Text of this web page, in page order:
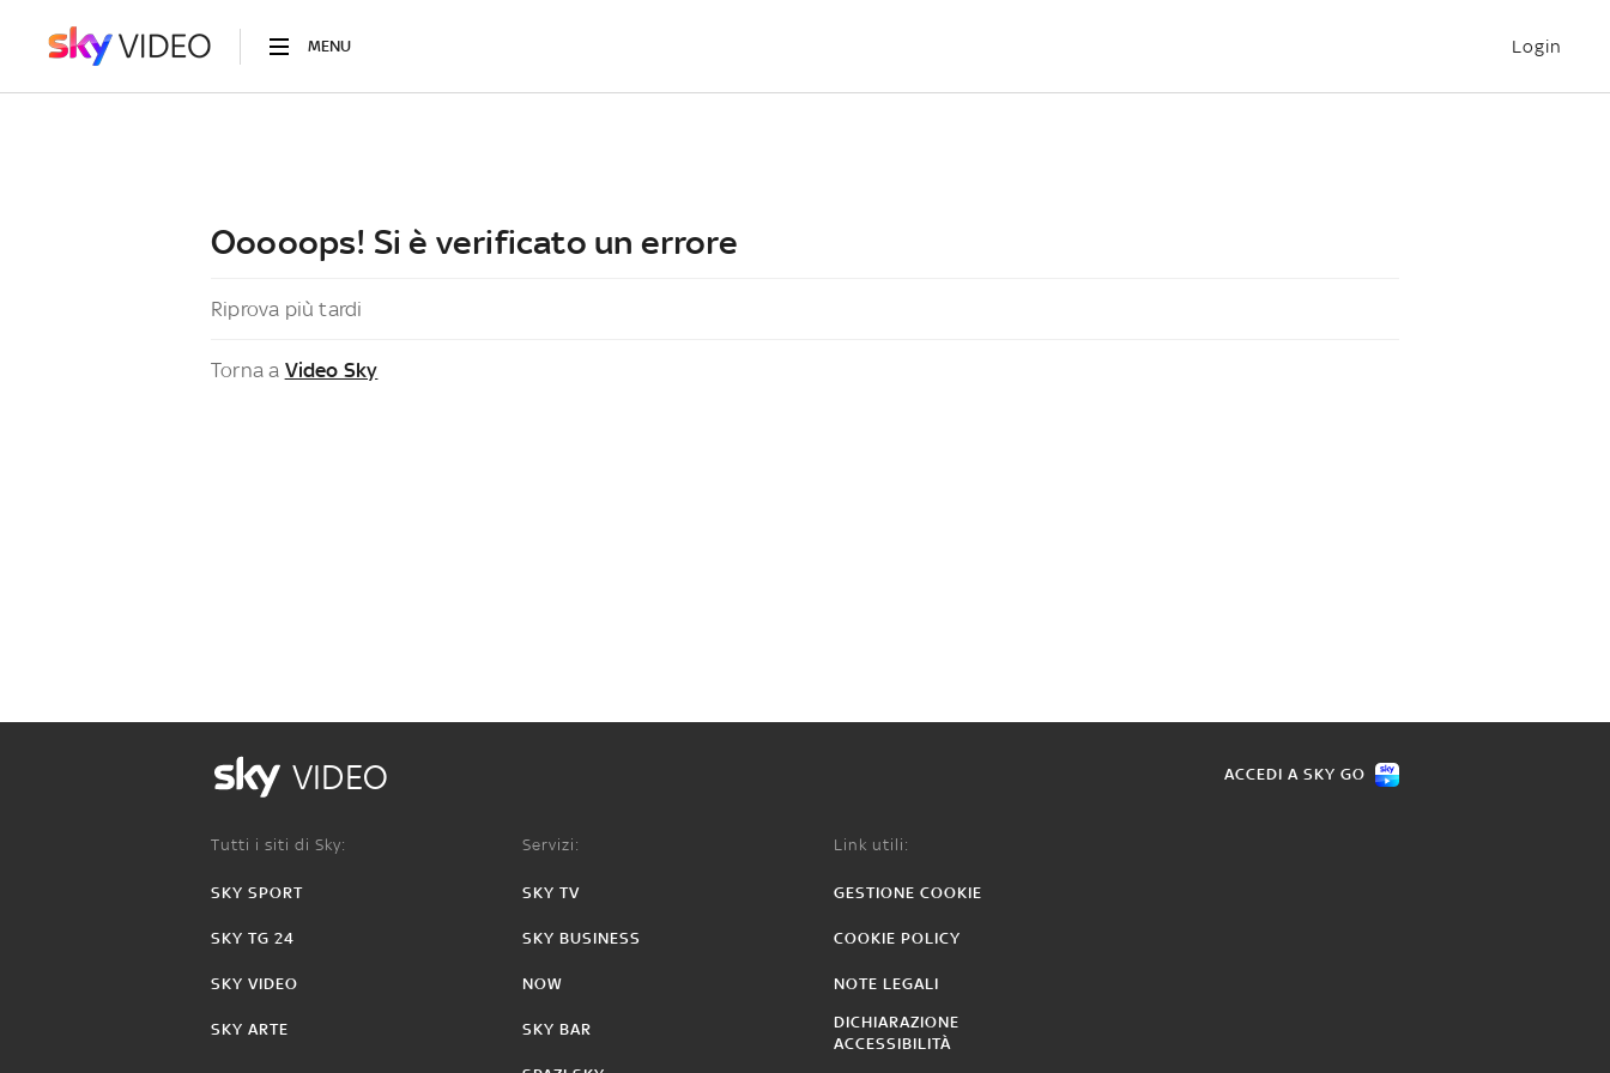
MENU Login
Ooooops! Si è verificato un errore
Riprova più tardi
Torna a Video Sky
VIDEO ACCEDI A SKY GO
Tutti i siti di Sky:
SKY SPORT
SKY TG 24
SKY VIDEO
SKY ARTE
Servizi:
SKY TV
SKY BUSINESS
NOW
SKY BAR
Link utili:
GESTIONE COOKIE
COOKIE POLICY
NOTE LEGALI
DICHIARAZIONE
ACCESSIBILITÀ